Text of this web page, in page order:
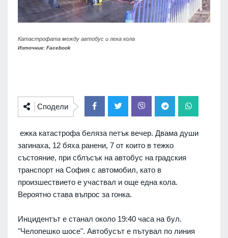
Катастрофата между автобус и лека кола
Източник: Facebook
Сподели
ежка катастрофа беляза петък вечер. Двама души
загинаха, 12 бяха ранени, 7 от които в тежко
състояние, при сблъсък на автобус на градския
транспорт на София с автомобил, като в
произшествието е участвал и още една кола.
Вероятно става въпрос за гонка.
Инцидентът е станал около 19:40 часа на бул.
"Челопешко шосе". Автобусът е пътувал по линия